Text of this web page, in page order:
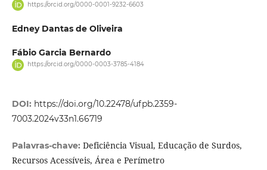
https://orcid.org/0000-0001-9232-6603
Edney Dantas de Oliveira
Fábio Garcia Bernardo
https://orcid.org/0000-0003-3785-4184
DOI: https://doi.org/10.22478/ufpb.2359-
7003.2024v33n1.66719
Palavras-chave: Deficiência Visual, Educação de Surdos,
Recursos Acessíveis, Área e Perímetro